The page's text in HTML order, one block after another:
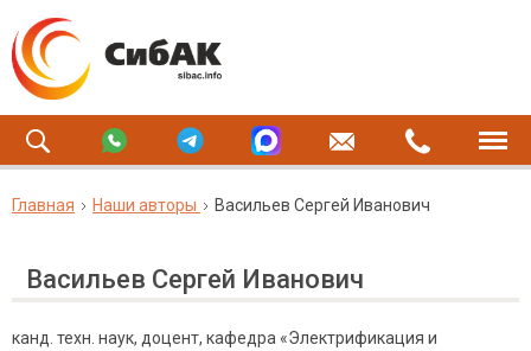
Главная Наши авторы Васильев Сергей Иванович
Васильев Сергей Иванович
канд. техн. наук, доцент, кафедра «Электрификация и